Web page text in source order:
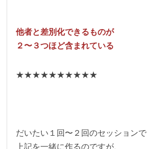
他者と差別化できるものが
２〜３つほど含まれている
★★★★★★★★★★
だいたい１回〜２回のセッションで
上記を一緒に作るのですが、